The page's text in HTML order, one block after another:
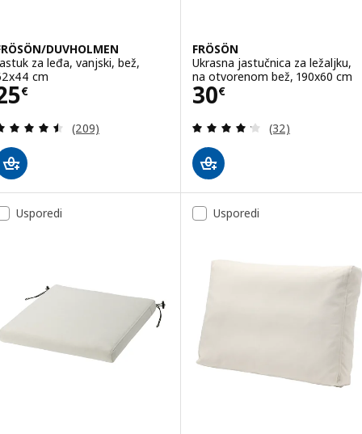
DUVHOLMEN
za leđa, vanjski, bež,
cm
€ 25€
Revizija: 4.5 od 5 zvjezdica. Ukupno recenzija:
(209)
FRÖSÖN
Ukrasna jastučnica za ležaljku,
na otvorenom bež, 190x60 cm
30€
Cijena 30€
Revizija: 4.2
(32)
Usporedi Usporedi